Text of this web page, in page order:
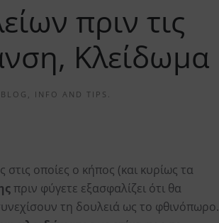
πριν τις
Κλείδωμα
BLOG , INFO AND TIPS .
οποίες ο κήπος (και κυρίως τα
πριν φύγετε εξασφαλίζει ότι θα
τη δουλειά ως το φθινόπωρο.